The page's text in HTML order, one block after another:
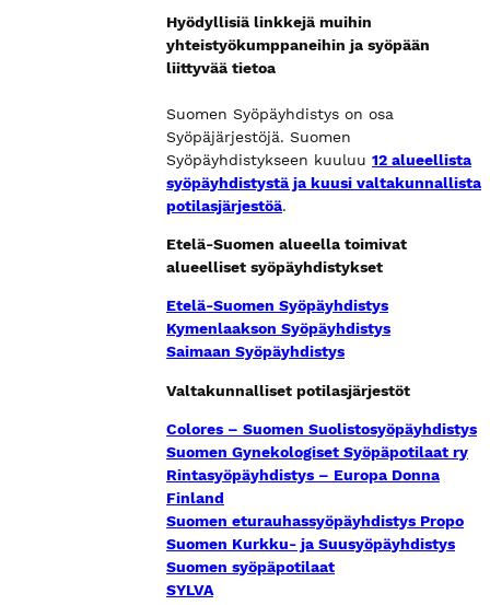
Hyödyllisiä linkkejä muihin
yhteistyökumppaneihin ja syöpään
liittyvää tietoa
Suomen Syöpäyhdistys on osa
Syöpäjärjestöjä. Suomen
Syöpäyhdistykseen kuuluu12 alueellista
syöpäyhdistystä ja kuusi valtakunnallista
potilasjärjestöä.
Etelä-Suomen alueella toimivat
alueelliset syöpäyhdistykset
Etelä-Suomen Syöpäyhdistys
Kymenlaakson Syöpäyhdistys
Saimaan Syöpäyhdistys
Valtakunnalliset potilasjärjestöt
Colores – Suomen Suolistosyöpäyhdistys
Suomen Gynekologiset Syöpäpotilaat ry
Rintasyöpäyhdistys – Europa Donna
Finland
Suomen eturauhassyöpäyhdistys Propo
Suomen Kurkku- ja Suusyöpäyhdistys
Suomen syöpäpotilaat
SYLVA